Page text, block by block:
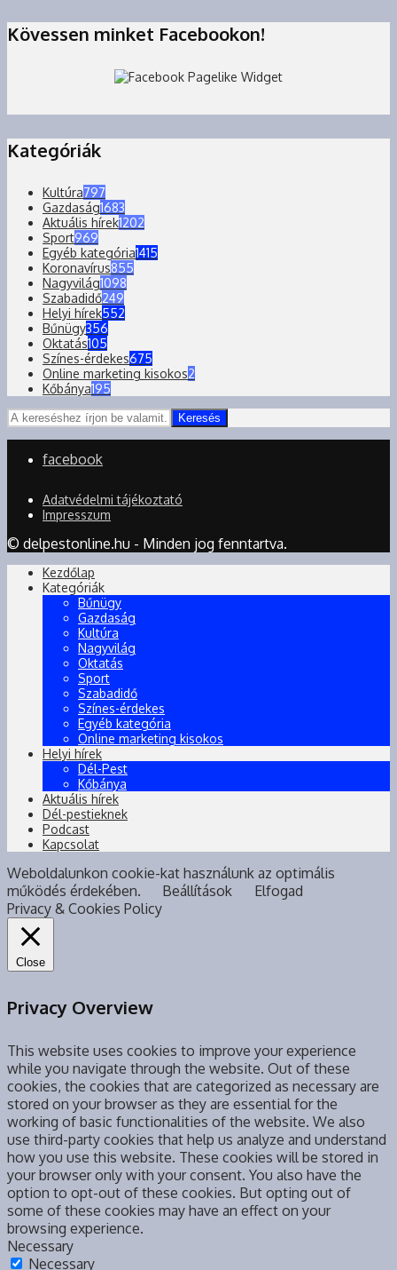
Kövessen minket Facebookon!
Kategóriák
Kultúra797
Gazdaság1683
Aktuális hírek1202
Sport969
Egyéb kategória1415
Koronavírus855
Nagyvilág1098
Szabadidő249
Helyi hírek552
Bűnügy356
Oktatás105
Színes-érdekes675
Online marketing kisokos2
Kőbánya195
Keresés
facebook
Adatvédelmi tájékoztató
Impresszum
© delpestonline.hu - Minden jog fenntartva.
Kezdőlap
Kategóriák
Bűnügy
Gazdaság
Kultúra
Nagyvilág
Oktatás
Sport
Szabadidő
Színes-érdekes
Egyéb kategória
Online marketing kisokos
Helyi hírek
Dél-Pest
Kőbánya
Aktuális hírek
Dél-pestieknek
Podcast
Kapcsolat
Weboldalunkon cookie-kat használunk az optimális
működés érdekében.
Beállítások
Elfogad
Privacy & Cookies Policy
Close
Privacy Overview
This website uses cookies to improve your experience
while you navigate through the website. Out of these
cookies, the cookies that are categorized as necessary are
stored on your browser as they are essential for the
working of basic functionalities of the website. We also
use third-party cookies that help us analyze and understand
how you use this website. These cookies will be stored in
your browser only with your consent. You also have the
option to opt-out of these cookies. But opting out of
some of these cookies may have an effect on your
browsing experience.
Necessary
Necessary